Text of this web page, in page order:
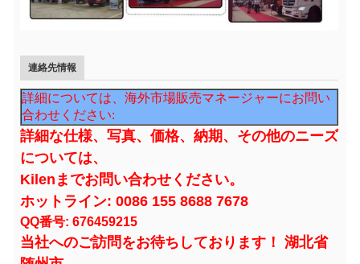
連絡先情報
詳細については、海外市場販売マネージャーにお問い
合わせください:
詳細な仕様、写真、価格、納期、その他のニーズ
については、
Kilenまでお問い合わせください。
ホットライン: 0086 155 8688 7678
QQ番号: 676459215
当社へのご訪問をお待ちしております！ 湖北省